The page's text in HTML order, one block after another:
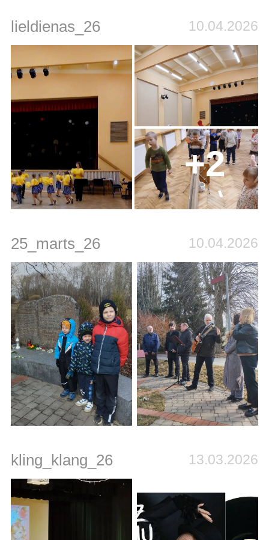
10.04.2026
lieldienas_26
+2
10.04.2026
25_marts_26
13.03.2026
kling_klang_26